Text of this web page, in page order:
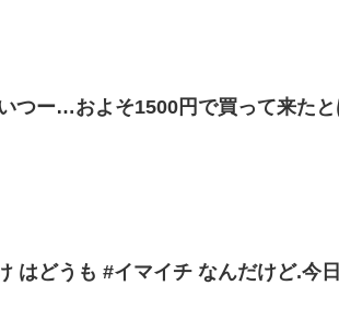
つー…およそ1500円で買って来た
はどうも #イマイチ なんだけど.今